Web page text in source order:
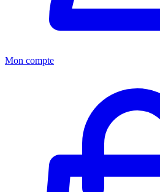
Mon compte